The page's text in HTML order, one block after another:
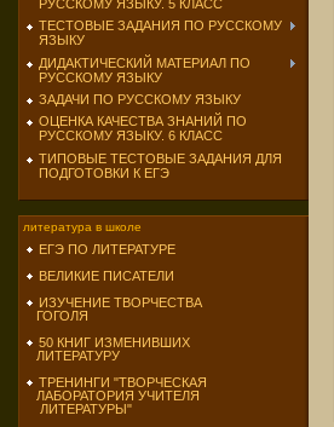
РУССКОМУ ЯЗЫКУ. 5 КЛАСС
ТЕСТОВЫЕ ЗАДАНИЯ ПО РУССКОМУ
ЯЗЫКУ
ДИДАКТИЧЕСКИЙ МАТЕРИАЛ ПО
РУССКОМУ ЯЗЫКУ
ЗАДАЧИ ПО РУССКОМУ ЯЗЫКУ
ОЦЕНКА КАЧЕСТВА ЗНАНИЙ ПО
РУССКОМУ ЯЗЫКУ. 6 КЛАСС
ТИПОВЫЕ ТЕСТОВЫЕ ЗАДАНИЯ ДЛЯ
ПОДГОТОВКИ К ЕГЭ
литература в школе
ЕГЭ ПО ЛИТЕРАТУРЕ
ВЕЛИКИЕ ПИСАТЕЛИ
ИЗУЧЕНИЕ ТВОРЧЕСТВА
ГОГОЛЯ
50 КНИГ ИЗМЕНИВШИХ
ЛИТЕРАТУРУ
ТРЕНИНГИ "ТВОРЧЕСКАЯ
ЛАБОРАТОРИЯ УЧИТЕЛЯ
ЛИТЕРАТУРЫ"